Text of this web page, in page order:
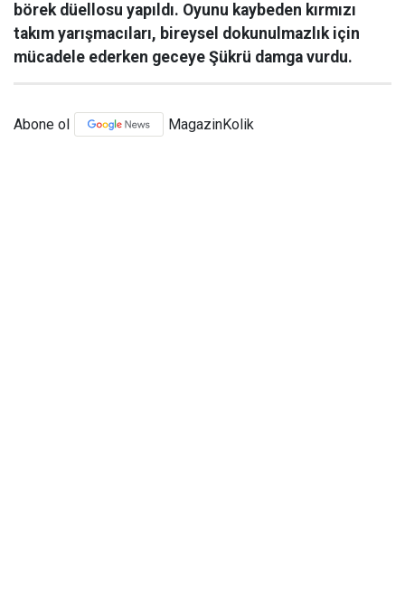
börek düellosu yapıldı. Oyunu kaybeden kırmızı
takım yarışmacıları, bireysel dokunulmazlık için
mücadele ederken geceye Şükrü damga vurdu.
Abone ol MagazinKolik